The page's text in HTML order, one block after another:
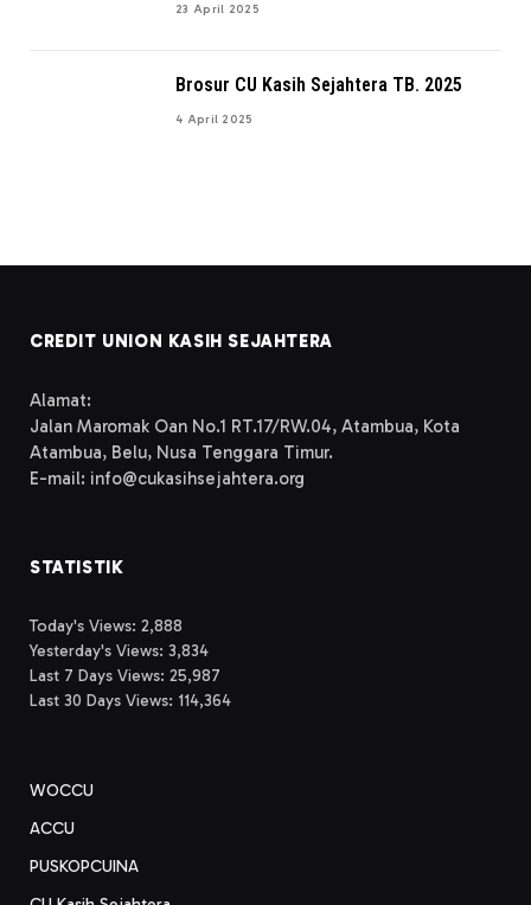
23 April 2025
Brosur CU Kasih Sejahtera TB. 2025
4 April 2025
CREDIT UNION KASIH SEJAHTERA
Alamat:
Jalan Maromak Oan No.1 RT.17/RW.04, Atambua, Kota
Atambua, Belu, Nusa Tenggara Timur.
E-mail: info@cukasihsejahtera.org
STATISTIK
Today's Views: 2,888
Yesterday's Views: 3,834
Last 7 Days Views: 25,987
Last 30 Days Views: 114,364
WOCCU
ACCU
PUSKOPCUINA